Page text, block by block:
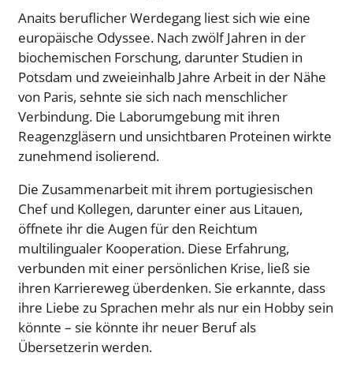
Anaits beruflicher Werdegang liest sich wie eine
europäische Odyssee. Nach zwölf Jahren in der
biochemischen Forschung, darunter Studien in
Potsdam und zweieinhalb Jahre Arbeit in der Nähe
von Paris, sehnte sie sich nach menschlicher
Verbindung. Die Laborumgebung mit ihren
Reagenzgläsern und unsichtbaren Proteinen wirkte
zunehmend isolierend.
Die Zusammenarbeit mit ihrem portugiesischen
Chef und Kollegen, darunter einer aus Litauen,
öffnete ihr die Augen für den Reichtum
multilingualer Kooperation. Diese Erfahrung,
verbunden mit einer persönlichen Krise, ließ sie
ihren Karriereweg überdenken. Sie erkannte, dass
ihre Liebe zu Sprachen mehr als nur ein Hobby sein
könnte – sie könnte ihr neuer Beruf als
Übersetzerin werden.